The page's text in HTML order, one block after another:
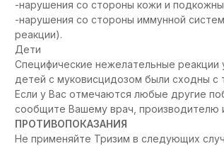
-нарушения со стороны кожи и
-нарушения со стороны иммунной
реакции).
Дети
Специфические нежелательные реакции
детей с муковисцидозом были сходны с
Если у Вас отмечаются любые другие
сообщите Вашему врач, производителю
ПРОТИВОПОКАЗАНИЯ
Не применяйте Тризим в следующих